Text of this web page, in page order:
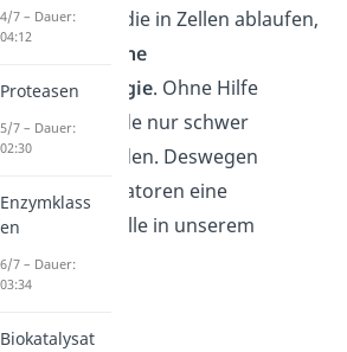
Reaktionen, die in Zellen ablaufen,
hohe
. Ohne Hilfe
diese Hürde nur schwer
werden. Deswegen
Biokatalysatoren eine
Rolle in unserem
4/7 – Dauer:
04:12
Proteasen
5/7 – Dauer:
02:30
Enzymklass
en
6/7 – Dauer:
03:34
Biokatalysat